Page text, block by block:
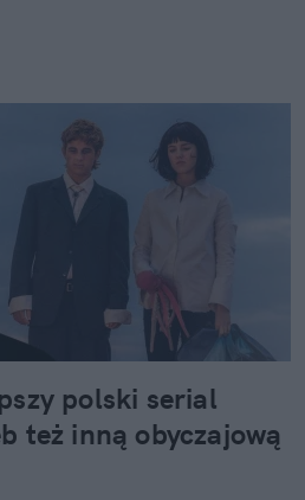
polski serial
też inną obyczajową